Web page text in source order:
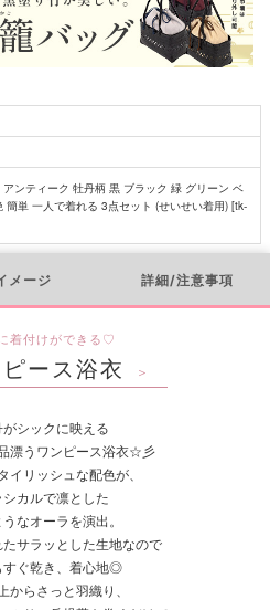
ンティーク 牡丹柄 黒 ブラック 緑 グリーン ベ
簡単 一人で着れる 3点セット (せいせい着用) [tk-
メージ 詳細/注意事項
着付けができる♡
ース浴衣 ＞
シックに映える
漂うワンピース浴衣☆彡
イリッシュな配色が、
カルで凛とした
なオーラを演出。
サラッとした生地なので
すぐ乾き、着心地◎
からさっと羽織り、